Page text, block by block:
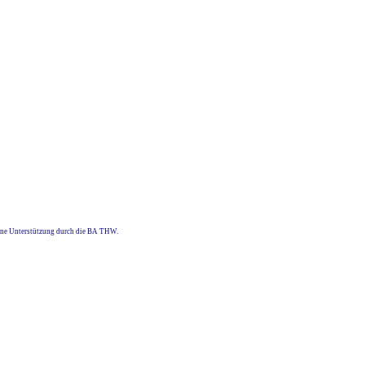
Unterstützung durch die BA THW.